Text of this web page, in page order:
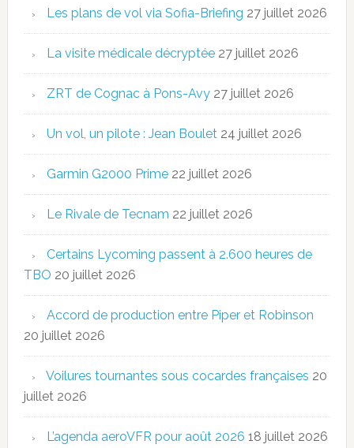
Les plans de vol via Sofia-Briefing 27 juillet 2026
La visite médicale décryptée 27 juillet 2026
ZRT de Cognac à Pons-Avy 27 juillet 2026
Un vol, un pilote : Jean Boulet 24 juillet 2026
Garmin G2000 Prime 22 juillet 2026
Le Rivale de Tecnam 22 juillet 2026
Certains Lycoming passent à 2.600 heures de
TBO 20 juillet 2026
Accord de production entre Piper et Robinson
20 juillet 2026
Voilures tournantes sous cocardes françaises 20
juillet 2026
L’agenda aeroVFR pour août 2026 18 juillet 2026